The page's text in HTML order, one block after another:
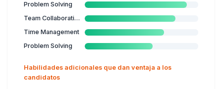
Problem Solving
Team Collaboration
Time Management
Problem Solving
Habilidades adicionales que dan ventaja a los
candidatos